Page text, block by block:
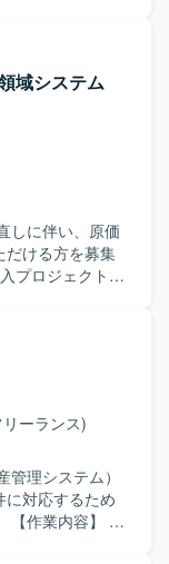
能の設計・実
能の実装などを
を活用した実
だきます。
・推進できる
ケーションを
ムの仕様理解
ョンです。
ッシュレスレジ
に携わることが
能の開発やAI
リケーション
提としたシステ
を利用可能で
域システム
しに伴い、原価
だける方を募集
。 プロジェク
関係者との調
に主体的に関
ダー補佐とし
任感を持って
ン
た業務知識を活
工程に関わる
ーランス)
管理システム）
対応するため